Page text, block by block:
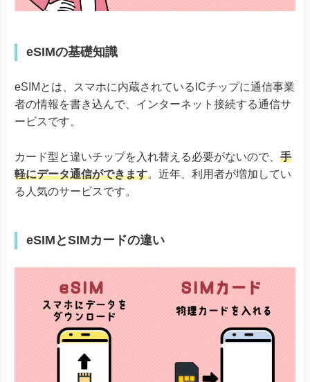
eSIMの基礎知識
eSIMとは、スマホに内蔵されているICチップに通信事業
者の情報を書き込んで、インターネット接続する通信サ
ービスです。
カード型と違いチップを入れ替える必要がないので、 手
軽にデータ通信ができます。近年、利用者が増加してい
る人気のサービスです。
eSIMとSIMカードの違い